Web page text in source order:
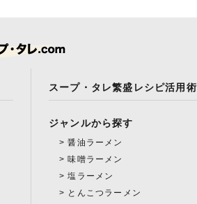
スープ・タレ繁盛レシピ活用術
ジャンルから探す
醤油ラーメン
味噌ラーメン
塩ラーメン
とんこつラーメン